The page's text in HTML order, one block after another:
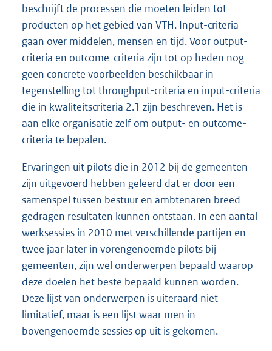
beschrijft de processen die moeten leiden tot
producten op het gebied van VTH. Input-criteria
gaan over middelen, mensen en tijd. Voor output-
criteria en outcome-criteria zijn tot op heden nog
geen concrete voorbeelden beschikbaar in
tegenstelling tot throughput-criteria en input-criteria
die in kwaliteitscriteria 2.1 zijn beschreven. Het is
aan elke organisatie zelf om output- en outcome-
criteria te bepalen.
Ervaringen uit pilots die in 2012 bij de gemeenten
zijn uitgevoerd hebben geleerd dat er door een
samenspel tussen bestuur en ambtenaren breed
gedragen resultaten kunnen ontstaan. In een aantal
werksessies in 2010 met verschillende partijen en
twee jaar later in vorengenoemde pilots bij
gemeenten, zijn wel onderwerpen bepaald waarop
deze doelen het beste bepaald kunnen worden.
Deze lijst van onderwerpen is uiteraard niet
limitatief, maar is een lijst waar men in
bovengenoemde sessies op uit is gekomen.